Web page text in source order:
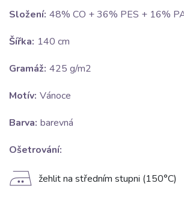
Složení: 48% CO + 36% PES + 16%
Šířka: 140 cm
Gramáž: 425 g/m2
Motív: Vánoce
Barva: barevná
Ošetrování:
E žehlit na středním stupni (150°C)